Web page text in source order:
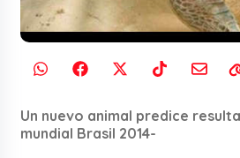
Un nuevo animal predice
mundial Brasil 2014-